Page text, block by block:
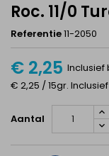
Roc. 11/0
Referentie11-2050
€ 2,25 Inclusief
€ 2,25 / 15gr.
Aantal